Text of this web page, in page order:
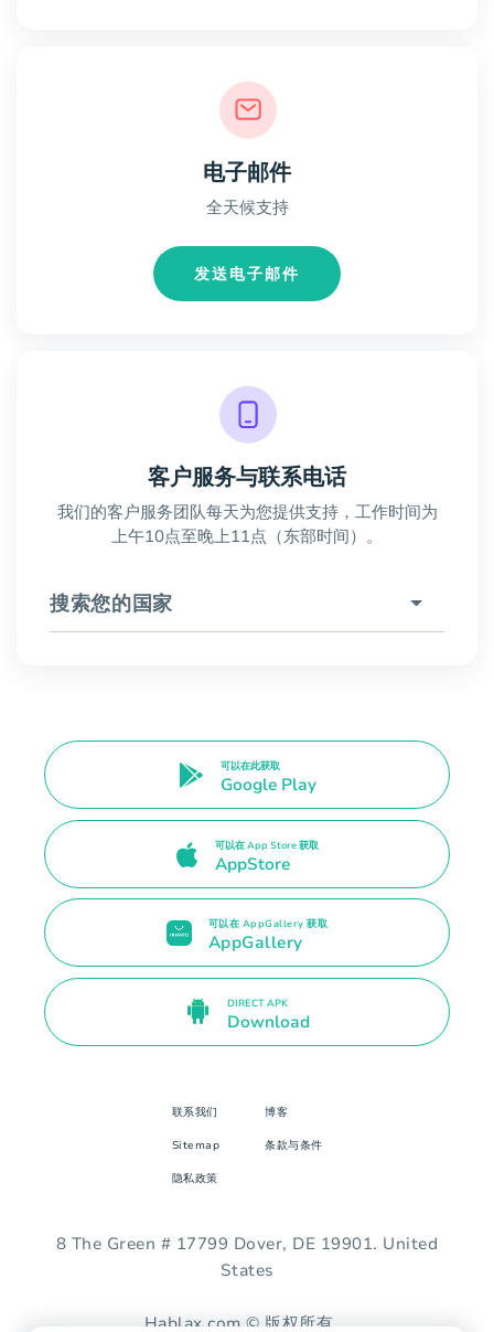
电子邮件
全天候支持
发送电子邮件
客户服务与联系电话
我们的客户服务团队每天为您提供支持，工作时间为
上午10点至晚上11点（东部时间）。
搜索您的国家
可以在此获取
Google Play
可以在 App Store 获取
AppStore
可以在 AppGallery 获取
AppGallery
DIRECT APK
Download
联系我们 博客
Sitemap 条款与条件
隐私政策
8 The Green # 17799 Dover, DE 19901. United
States
Hablax.com © 版权所有。